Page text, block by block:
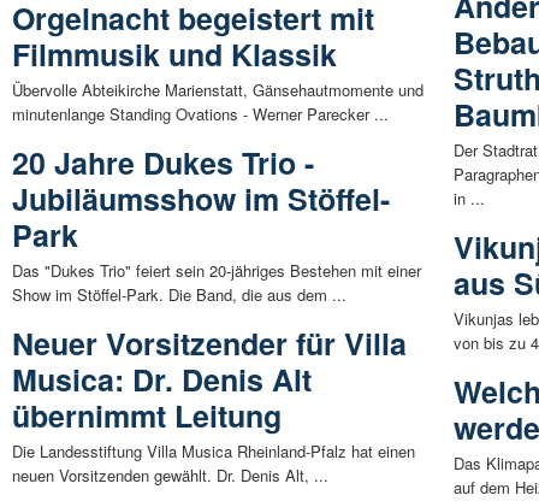
Orgelnacht begeistert mit
Filmmusik und Klassik
Übervolle Abteikirche Marienstatt, Gänsehautmomente und
minutenlange Standing Ovations - Werner Parecker ...
20 Jahre Dukes Trio -
Jubiläumsshow im Stöffel-
Park
Das "Dukes Trio" feiert sein 20-jähriges Bestehen mit einer
Show im Stöffel-Park. Die Band, die aus dem ...
Neuer Vorsitzender für Villa
Musica: Dr. Denis Alt
übernimmt Leitung
Die Landesstiftung Villa Musica Rheinland-Pfalz hat einen
neuen Vorsitzenden gewählt. Dr. Denis Alt, ...
Der
in ...
aus
Vikunjas
von bis zu
Das
auf dem